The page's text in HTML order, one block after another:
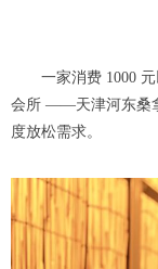
一家消费 1000 元
会所 ——天津河东桑
度放松需求。